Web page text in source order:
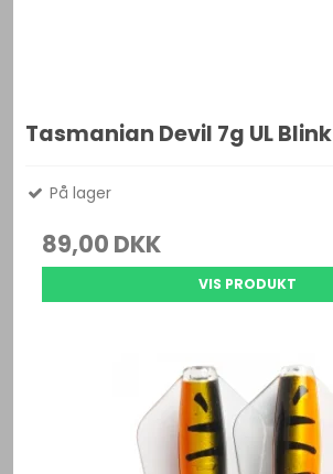
Tasmanian Devil 7g UL Blink
På lager
89,00 DKK
VIS PRODUKT